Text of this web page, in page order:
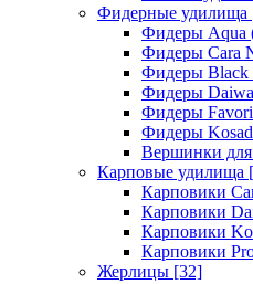
Фидерные удилища
Фидеры Aqua
Фидеры Cara
Фидеры Black
Фидеры
Фидеры
Фидеры
Вершинки для
Карповые удилища
Карповики
Карповики
Карповики
Карповики
Жерлицы [32]